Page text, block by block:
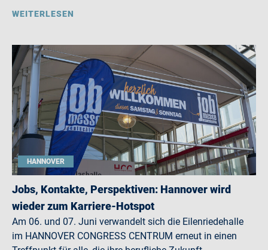
WEITERLESEN
HANNOVER
Jobs, Kontakte, Perspektiven: Hannover wird
wieder zum Karriere-Hotspot
Am 06. und 07. Juni verwandelt sich die Eilenriedehalle
im HANNOVER CONGRESS CENTRUM erneut in einen